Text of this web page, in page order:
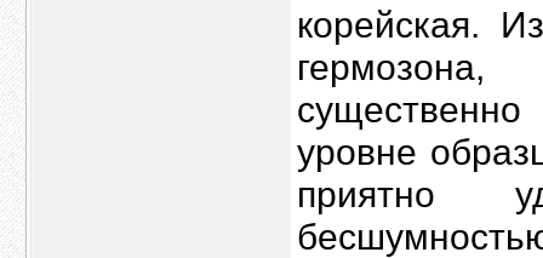
корейская.
уровне
приятно